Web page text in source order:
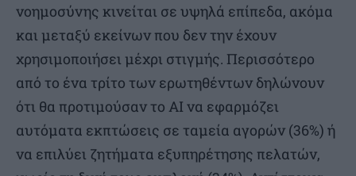
νοημοσύνης κινείται σε υψηλά επίπεδα, ακόμα
και μεταξύ εκείνων που δεν την έχουν
χρησιμοποιήσει μέχρι στιγμής. Περισσότερο
από το ένα τρίτο των ερωτηθέντων δηλώνουν
ότι θα προτιμούσαν το AI να εφαρμόζει
αυτόματα εκπτώσεις σε ταμεία αγορών (36%) ή
να επιλύει ζητήματα εξυπηρέτησης πελατών,